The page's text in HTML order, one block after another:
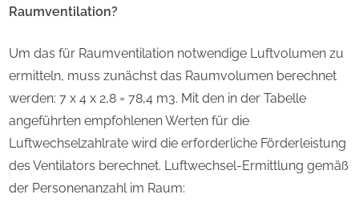
Raumventilation?
Um das für Raumventilation notwendige Luftvolumen zu
ermitteln, muss zunächst das Raumvolumen berechnet
werden: 7 x 4 x 2,8 = 78,4 m3. Mit den in der Tabelle
angeführten empfohlenen Werten für die
Luftwechselzahlrate wird die erforderliche Förderleistung
des Ventilators berechnet. Luftwechsel-Ermittlung gemäß
der Personenanzahl im Raum: